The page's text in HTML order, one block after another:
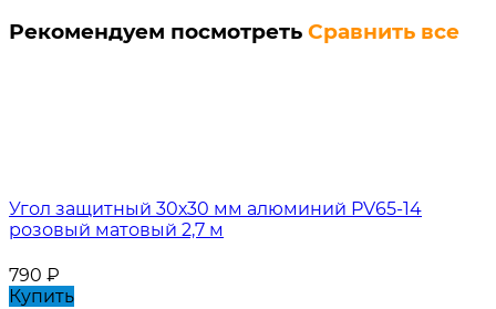
Рекомендуем посмотреть Сравнить все
Угол защитный 30х30 мм алюминий PV65-14
розовый матовый 2,7 м
790 ₽
Купить